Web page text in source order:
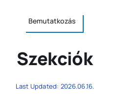
Bemutatkozás
Szekciók
Last Updated: 2026.06.16.